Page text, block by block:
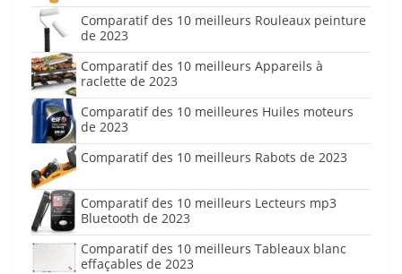
Comparatif des 10 meilleurs Rouleaux peinture
de 2023
Comparatif des 10 meilleurs Appareils à
raclette de 2023
Comparatif des 10 meilleures Huiles moteurs
de 2023
Comparatif des 10 meilleurs Rabots de 2023
Comparatif des 10 meilleurs Lecteurs mp3
Bluetooth de 2023
Comparatif des 10 meilleurs Tableaux blanc
effaçables de 2023